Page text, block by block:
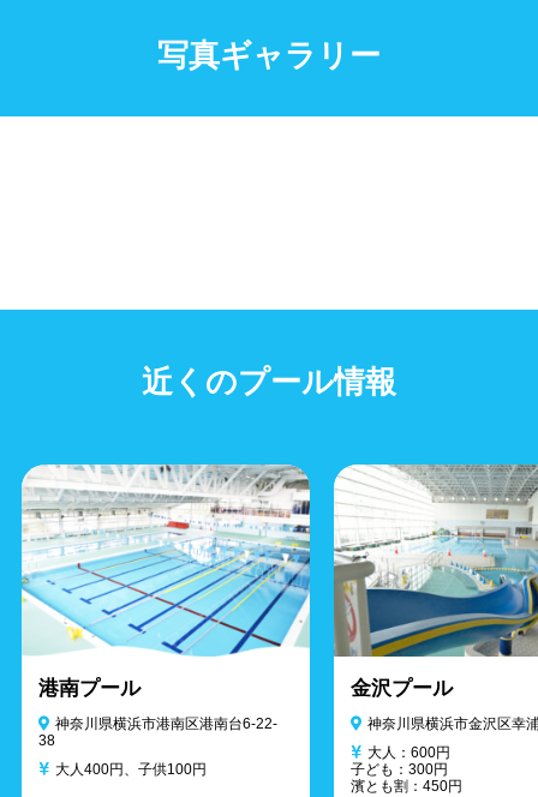
写真ギャラリー
近くのプール情報
港南プール
神奈川県横浜市港南区港南台6-22-
38
大人400円、子供100円
金沢プール
神奈川県横浜市金沢区幸
大人：600円
子ども：300円
濱とも割：450円